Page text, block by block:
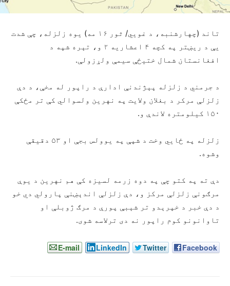
تاند (چهارشنبه، د غويي/ ثور ۱۶ مه) یوه زلزله، چې شدت
یې د ریښتر په کچه ۴ اعشاریه ۲ و، تېره شپه د
افغانستان شمال ختیځې سیمې ولړزولې.
د جرمني د زلزله پېژندنې ادارې د راپور له مخې، د دې
زلزلې مرکر د بغلان ولایت په نهرین ولسوالي کې تر مځکې
۱۵۰ کیلومتره لاندې و.
زلزله په ځايي وخت د شپې په یوولس بجې او ۵۳ دقیقې
وشوه.
دې ته په کتو چې په دوه زرمه لسیزه کې هم نهرین د یوې
مرګونې زلزلې مرکز و، دې زلزلې اندېښنې پارولي دي خو
د دې خبر د خپرېدو تر شېبې پورې د مرګ ژوبلې او
تاوانونو کوم راپور نه دی ترلاسه شوی.
Facebook
Twitter
LinkedIn
E-mail